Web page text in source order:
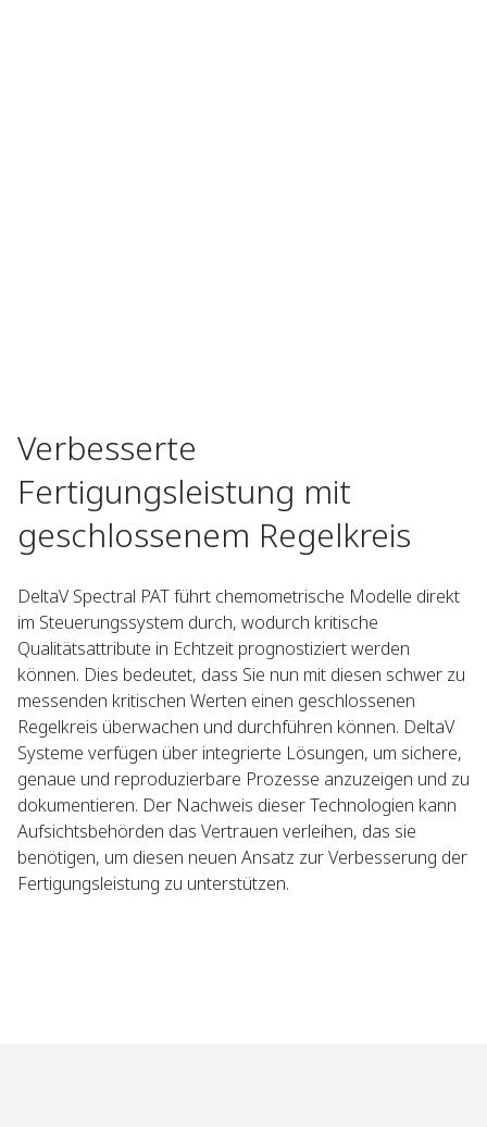
Verbesserte
Fertigungsleistung mit
geschlossenem Regelkreis
DeltaV Spectral PAT führt chemometrische Modelle direkt
im Steuerungssystem durch, wodurch kritische
Qualitätsattribute in Echtzeit prognostiziert werden
können. Dies bedeutet, dass Sie nun mit diesen schwer zu
messenden kritischen Werten einen geschlossenen
Regelkreis überwachen und durchführen können. DeltaV
Systeme verfügen über integrierte Lösungen, um sichere,
genaue und reproduzierbare Prozesse anzuzeigen und zu
dokumentieren. Der Nachweis dieser Technologien kann
Aufsichtsbehörden das Vertrauen verleihen, das sie
benötigen, um diesen neuen Ansatz zur Verbesserung der
Fertigungsleistung zu unterstützen.